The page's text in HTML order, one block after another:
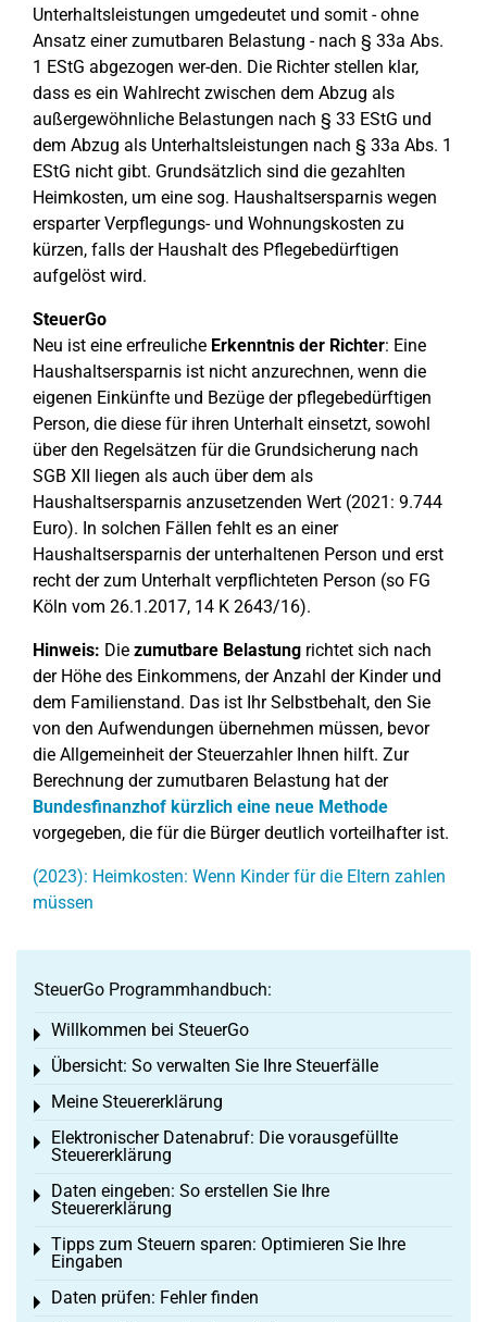
Unterhaltsleistungen umgedeutet und somit - ohne
Ansatz einer zumutbaren Belastung - nach § 33a Abs.
1 EStG abgezogen wer-den. Die Richter stellen klar,
dass es ein Wahlrecht zwischen dem Abzug als
außergewöhnliche Belastungen nach § 33 EStG und
dem Abzug als Unterhaltsleistungen nach § 33a Abs. 1
EStG nicht gibt. Grundsätzlich sind die gezahlten
Heimkosten, um eine sog. Haushaltsersparnis wegen
ersparter Verpflegungs- und Wohnungskosten zu
kürzen, falls der Haushalt des Pflegebedürftigen
aufgelöst wird.
SteuerGo
Neu ist eine erfreuliche Erkenntnis der Richter: Eine
Haushaltsersparnis ist nicht anzurechnen, wenn die
eigenen Einkünfte und Bezüge der pflegebedürftigen
Person, die diese für ihren Unterhalt einsetzt, sowohl
über den Regelsätzen für die Grundsicherung nach
SGB XII liegen als auch über dem als
Haushaltsersparnis anzusetzenden Wert (2021: 9.744
Euro). In solchen Fällen fehlt es an einer
Haushaltsersparnis der unterhaltenen Person und erst
recht der zum Unterhalt verpflichteten Person (so FG
Köln vom 26.1.2017, 14 K 2643/16).
Hinweis: Die zumutbare Belastung richtet sich nach
der Höhe des Einkommens, der Anzahl der Kinder und
dem Familienstand. Das ist Ihr Selbstbehalt, den Sie
von den Aufwendungen übernehmen müssen, bevor
die Allgemeinheit der Steuerzahler Ihnen hilft. Zur
Berechnung der zumutbaren Belastung hat der
Bundesfinanzhof kürzlich eine neue Methode
vorgegeben, die für die Bürger deutlich vorteilhafter ist.
(2023): Heimkosten: Wenn Kinder für die Eltern zahlen
müssen
SteuerGo Programmhandbuch:
Willkommen bei SteuerGo
Toggle menu
Übersicht: So verwalten Sie Ihre Steuerfälle
Toggle menu
Meine Steuererklärung
Toggle menu
Elektronischer Datenabruf: Die vorausgefüllte
Steuererklärung
Toggle menu
Daten eingeben: So erstellen Sie Ihre
Steuererklärung
Toggle menu
Tipps zum Steuern sparen: Optimieren Sie Ihre
Eingaben
Toggle menu
Daten prüfen: Fehler finden
Toggle menu